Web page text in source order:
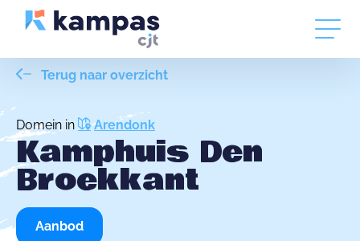
Terug naar overzicht
Domein in Arendonk
Kamphuis Den
Broekkant
Aanbod